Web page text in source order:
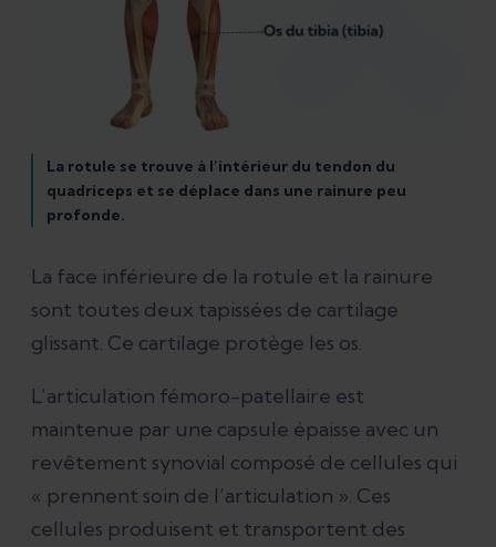
La rotule se trouve à l’intérieur du tendon du
quadriceps et se déplace dans une rainure peu
profonde.
La face inférieure de la rotule et la rainure
sont toutes deux tapissées de cartilage
glissant. Ce cartilage protège les os.
L’articulation fémoro-patellaire est
maintenue par une capsule épaisse avec un
revêtement synovial composé de cellules qui
« prennent soin de l’articulation ». Ces
cellules produisent et transportent des